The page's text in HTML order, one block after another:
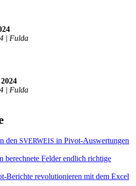
| Fulda
| Fulda
den SVERWEIS in Pivot-Auswertungen
berechnete Felder endlich richtige
Berichte revolutionieren mit dem Excel